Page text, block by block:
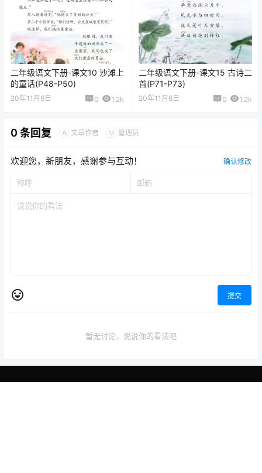
二年级语文下册-课文10 沙滩上
的童话(P48-P50)
20年11月6日 0 1.2k
二年级语文下册-课文15 古诗二
首(P71-P73)
20年11月6日 0 1.2k
0 条回复 A 文章作者 M 管理员
欢迎您，新朋友，感谢参与互动！ 确认修改
提交
暂无讨论，说说你的看法吧